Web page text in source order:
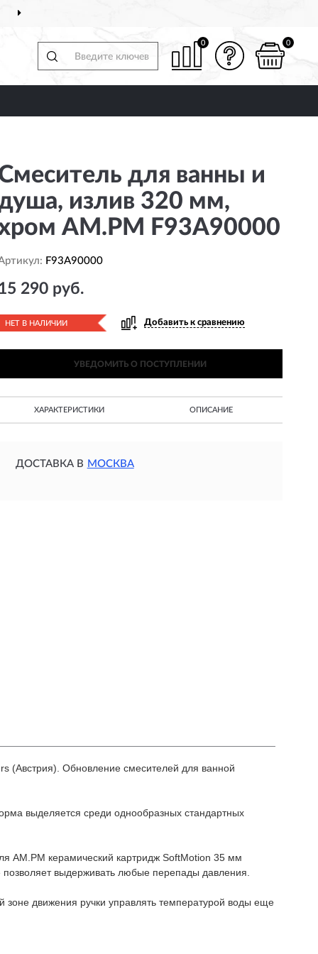
0 0
для ванны и
излив 320 мм,
AM.PM F93A90000
F93A90000
290 руб.
НЕТ В НАЛИЧИИ Добавить к сравнению
УВЕДОМИТЬ О ПОСТУПЛЕНИИ
ХАРАКТЕРИСТИКИ ОПИСАНИЕ
ДОСТАВКА В МОСКВА
(Австрия). Обновление смесителей для ванной
выделяется среди однообразных стандартных
АМ.РМ керамический картридж SoftMotion 35 мм
выдерживать любые перепады давления.
движения ручки управлять температурой воды еще